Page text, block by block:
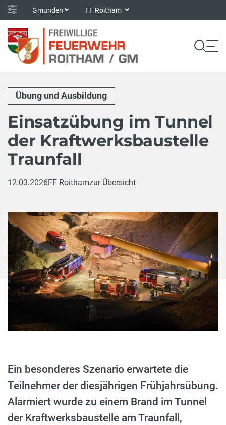
Gmunden FF Roitham
Übung und Ausbildung
Einsatzübung im Tunnel
der Kraftwerksbaustelle
Traunfall
12.03.2026FF Roithamzur Übersicht
Ein besonderes Szenario erwartete die
Teilnehmer der diesjährigen Frühjahrsübung.
Alarmiert wurde zu einem Brand im Tunnel
der Kraftwerksbaustelle am Traunfall,